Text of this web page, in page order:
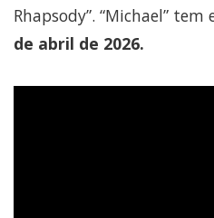
Rhapsody”. “Michael”
de abril de 2026.